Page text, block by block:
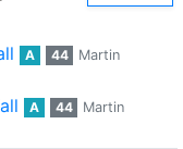
A 44
Martin
A 44
Martin